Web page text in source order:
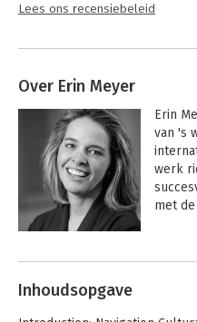
Lees ons recensiebeleid
Over Erin Meyer
Erin
van 's
werk
met
Afrika,
Andere boeken
Inhoudsopgave